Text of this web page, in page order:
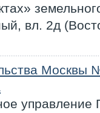
вл. 2д
Москвы
управление